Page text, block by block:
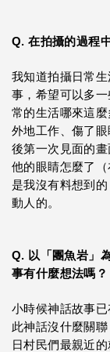
Q. 在拍攝的過程
我知道拍攝日常
事，希望可以多
常的生活哪來這
外地工作、傷了
後第一次見面的
他的眼睛怎麼了
是我沒有料想到
動人的。
Q. 以「團魚岩」
事有什麼想法嗎？
小時候神話故事
此神話沒什麼關
日村民們最親近